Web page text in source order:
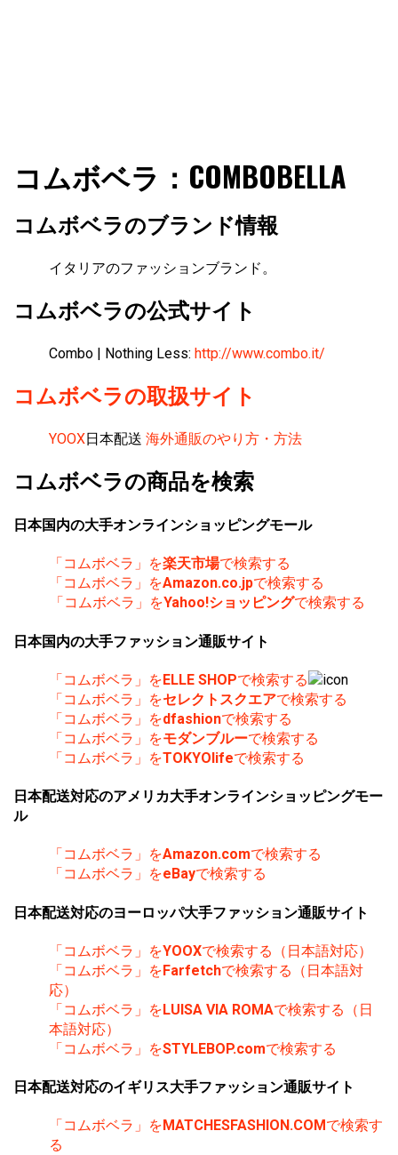
ファショコン通信
ッションとモードを分析するファッション情報サイトです
コムボベラ：COMBOBELLA
コムボベラのブランド情報
イタリアのファッションブランド。
コムボベラの公式サイト
Combo | Nothing Less: http://www.combo.it/
コムボベラの取扱サイト
YOOX日本配送 海外通販のやり方・方法
コムボベラの商品を検索
日本国内の大手オンラインショッピングモール
「コムボベラ」を楽天市場で検索する
「コムボベラ」をAmazon.co.jpで検索する
「コムボベラ」をYahoo!ショッピングで検索する
日本国内の大手ファッション通販サイト
「コムボベラ」をELLE SHOPで検索する
「コムボベラ」をセレクトスクエアで検索する
「コムボベラ」をdfashionで検索する
「コムボベラ」をモダンブルーで検索する
「コムボベラ」をTOKYOlifeで検索する
日本配送対応のアメリカ大手オンラインショッピングモー
ル
「コムボベラ」をAmazon.comで検索する
「コムボベラ」をeBayで検索する
日本配送対応のヨーロッパ大手ファッション通販サイト
「コムボベラ」をYOOXで検索する（日本語対応）
「コムボベラ」をFarfetchで検索する（日本語対
応）
「コムボベラ」をLUISA VIA ROMAで検索する（日
本語対応）
「コムボベラ」をSTYLEBOP.comで検索する
日本配送対応のイギリス大手ファッション通販サイト
「コムボベラ」を MATCHESFASHION.COM で検索す
る